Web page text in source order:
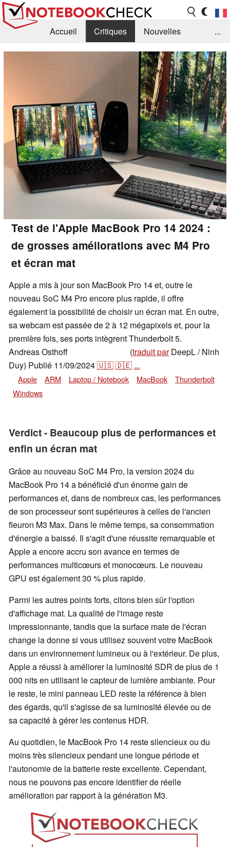
Accueil Critiques
Nouvelles
FAQ
Bibliothèque
Guide d'achat
Recherche
Contact
...
Test de l'Apple MacBook Pro 14 2024 :
de grosses améliorations avec M4 Pro
et écran mat
Apple a mis à jour son MacBook Pro 14 et, outre le
nouveau SoC M4 Pro encore plus rapide, il offre
également la possibilité de choisir un écran mat. En outre,
sa webcam est passée de 2 à 12 mégapixels et, pour la
première fois, ses ports intègrent Thunderbolt 5.
Andreas Osthoff
(traduit parDeepL / Ninh
Duy) Publié 11/09/2024🇺🇸🇩🇪 ...
Apple ARM Laptop / Notebook MacBook
Thunderbolt
Windows
Verdict - Beaucoup plus de performances et
enfin un écran mat
Grâce au nouveau SoC M4 Pro, la version 2024 du
MacBook Pro 14 a bénéficié d'un énorme gain de
performances et, dans de nombreux cas, les performances
de son processeur sont supérieures à celles de l'ancien
fleuron M3 Max. Dans le même temps, sa consommation
d'énergie a baissé. Il s'agit d'une réussite remarquable et
Apple a encore accru son avance en termes de
performances multicœurs et monocœurs. Le nouveau
GPU est également 30 % plus rapide.
Parmi les autres points forts, citons bien sûr l'option
d'affichage mat. La qualité de l'image reste
impressionnante, tandis que la surface mate de l'écran
change la donne si vous utilisez souvent votre MacBook
dans un environnement lumineux ou à l'extérieur. De plus,
Apple a réussi à améliorer la luminosité SDR de plus de 1
000 nits en utilisant le capteur de lumière ambiante. Pour
le reste, le mini panneau LED reste la référence à bien
des égards, qu'il s'agisse de sa luminosité élevée ou de
sa capacité à gérer les contenus HDR.
Au quotidien, le MacBook Pro 14 reste silencieux ou du
moins très silencieux pendant une longue période et
l'autonomie de la batterie reste excellente. Cependant,
nous ne pouvons pas encore identifier de réelle
amélioration par rapport à la génération M3.